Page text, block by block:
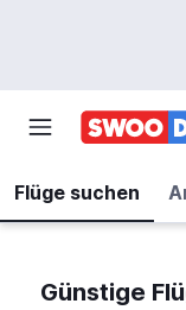
Flüge suchen
Günstige